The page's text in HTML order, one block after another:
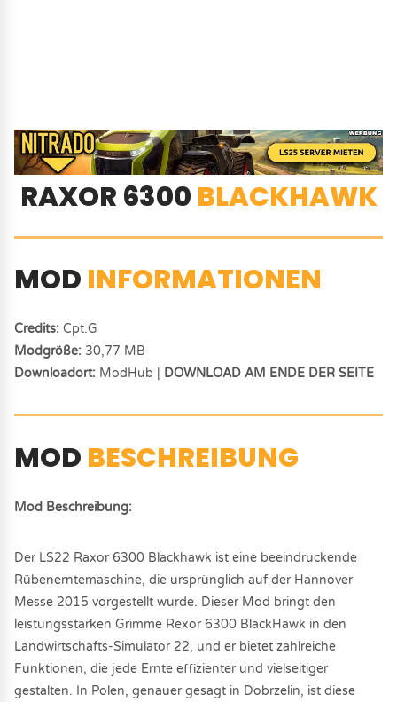
RAXOR 6300 BLACKHAWK
MOD INFORMATIONEN
Credits: Cpt.G
Modgröße: 30,77 MB
Downloadort: ModHub | DOWNLOAD AM ENDE DER SEITE
MOD BESCHREIBUNG
Mod Beschreibung:
Der LS22 Raxor 6300 Blackhawk ist eine beeindruckende
Rübenerntemaschine, die ursprünglich auf der Hannover
Messe 2015 vorgestellt wurde. Dieser Mod bringt den
leistungsstarken Grimme Rexor 6300 BlackHawk in den
Landwirtschafts-Simulator 22, und er bietet zahlreiche
Funktionen, die jede Ernte effizienter und vielseitiger
gestalten. In Polen, genauer gesagt in Dobrzelin, ist diese